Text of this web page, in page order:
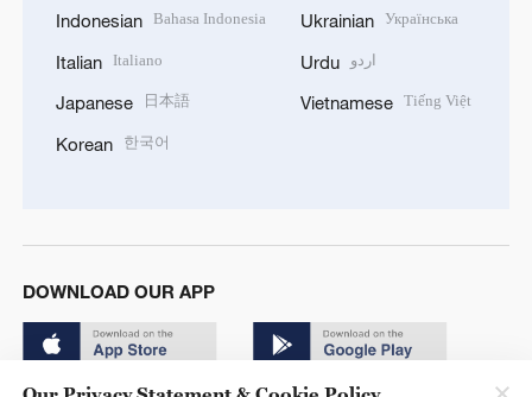
Indonesian Bahasa Indonesia
Italian Italiano
Japanese 日本語
Korean 한국어
Ukrainian Українська
Urdu اردو
Vietnamese Tiếng Việt
DOWNLOAD OUR APP